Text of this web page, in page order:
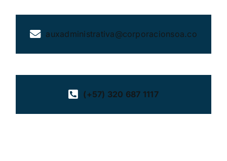
auxadministrativa@corporacionsoa.co
(+57) 320 687 1117